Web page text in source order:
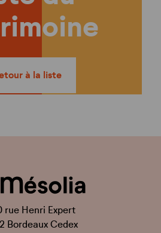
à la liste
rue Henri Expert
Bordeaux Cedex